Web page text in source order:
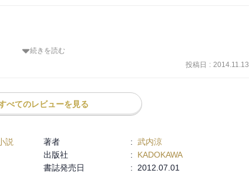
剣が魔界から来襲した天狗に奪われてさぁ大変という次第で、
が剣奪還の為、松永久秀によって焼き払われた奈良へ。恐らく本
リィが長大な味付けとなっているのが玉に瑕。忍としてどうやっ
の策、有春の想いや竜牙と蘭のロマンスなどまぁ読みどころはあ
人間側の大ボスである久秀も存命の上に、天狗陣も結構生き残っ
、という全く爽快感が持てないのがいただけない。内容は悪くな
続きを読む
投稿日 : 2014.11.13
べてのレビューを見る
説 著者 : 武内涼
出版社
:
KADOKAWA
書誌発売日
: 2012.07.01